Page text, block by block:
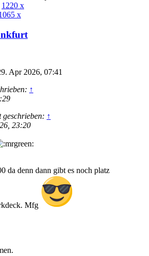
1220 x
x
Apr 2026, 07:41
↑
↑
23:20
da denn dann gibt es noch platz
Mfg